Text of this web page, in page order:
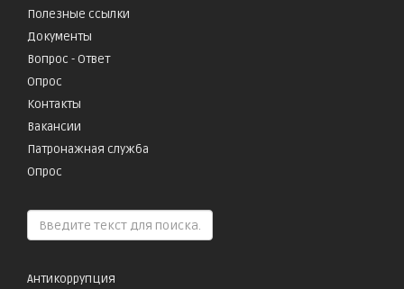
Полезные ссылки
Документы
Вопрос - Ответ
Опрос
Контакты
Вакансии
Патронажная служба
Опрос
Антикоррупция